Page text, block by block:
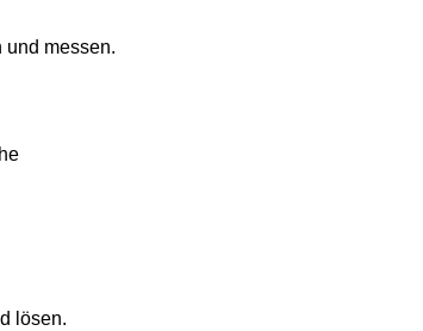
und messen.
lösen.